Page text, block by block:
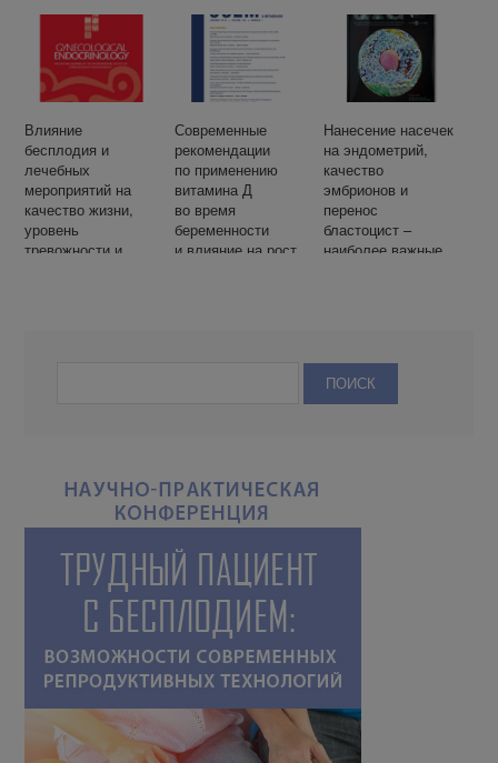
заболеваний в
Восточной Африке:
систематический
обзор и мета-
анализ
контролируемое
исследование.
Влияние
бесплодия и
лечебных
мероприятий на
качество жизни,
уровень
тревожности и
Современные
рекомендации
по применению
витамина Д
во время
беременности
и влияние на рост
Нанесение насечек
на эндометрий,
качество
эмбрионов и
перенос
бластоцист –
наиболее важные